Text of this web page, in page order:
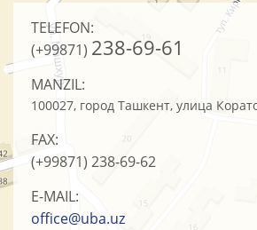
TELEFON:
(+99871) 238-69-61
MANZIL:
100027, город Ташкент, улица
FAX:
(+99871) 238-69-62
E-MAIL:
office@uba.uz